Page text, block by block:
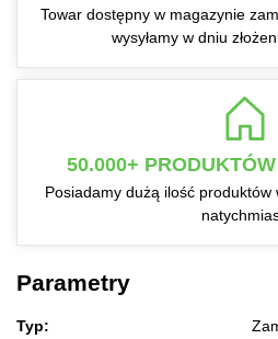
Towar dostępny w magazynie
wysyłamy w dniu
50.000+
Posiadamy dużą ilość produktów
Parametry
Typ: